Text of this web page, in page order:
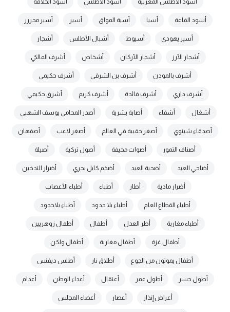
أسود الأطلس المغربية أسود الاطلس أسود الخلافة
أسود القاعة أسيا أسية المواق أسير أسير محررر
أسير يهودي أسيوط أشبال الأطلس أشجار
أشجار الأرز أشجار الأركان أشخاص أشرف المالكي
أشرف بالمودن أشرف بن الشرقي أشرف حكيمي
أشرف داري أشرف فائدة أشرف كريم أشرق حكيمي
أشغال أشقاء أصابة بشرية أصدر المحامي يوسف الشهبي
أصدقاء شينوي أصغر حقيبة في العالم أصغر لاعب أصفهان
أصناف التمور أصوات مخيفة أصول تركية أصيلة
أضاحي العيد أضحية العيد أضخم كابل بحري أضرار التدخين
أضرار مادية أطار أطباء أطباء الأعصاب
أطباء القطاع العام أطباء بلا حدود أطباء بلاحدود
أطباء مغاربة أطر العدل أطفال أطفال زوهريين
أطفال غزة أطفال مغاربة أطفال ولكن
أطفال يموتون من الجوع أطلاق نار أطلس ديفنس
أطول جسر أطول عمر أعتقال أعداء الوطن أعدام
أعراض إنذار أعصار أعضاء المجلس